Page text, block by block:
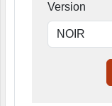
Version